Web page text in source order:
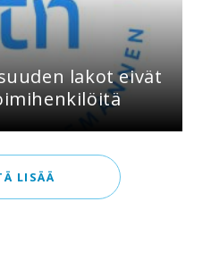
lakot eivät
LISÄÄ